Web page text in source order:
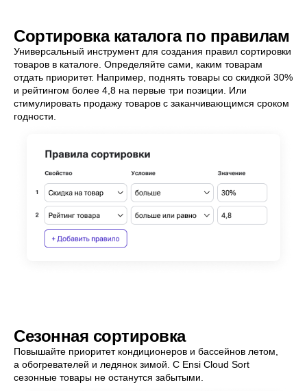
Сортировка каталога по правилам
Универсальный инструмент для создания правил сортировки
товаров в каталоге. Определяйте сами, каким товарам
отдать приоритет. Например, поднять товары со скидкой 30%
и рейтингом более 4,8 на первые три позиции. Или
стимулировать продажу товаров с заканчивающимся сроком
годности.
Сезонная сортировка
Повышайте приоритет кондиционеров и бассейнов летом,
а обогревателей и ледянок зимой. С Ensi Cloud Sort
сезонные товары не останутся забытыми.